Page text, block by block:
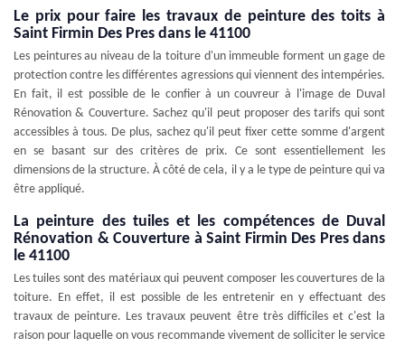
Le prix pour faire les travaux de peinture des toits à
Saint Firmin Des Pres dans le 41100
Les peintures au niveau de la toiture d'un immeuble forment un gage de
protection contre les différentes agressions qui viennent des intempéries.
En fait, il est possible de le confier à un couvreur à l'image de Duval
Rénovation & Couverture. Sachez qu'il peut proposer des tarifs qui sont
accessibles à tous. De plus, sachez qu'il peut fixer cette somme d'argent
en se basant sur des critères de prix. Ce sont essentiellement les
dimensions de la structure. À côté de cela, il y a le type de peinture qui va
être appliqué.
La peinture des tuiles et les compétences de Duval
Rénovation & Couverture à Saint Firmin Des Pres dans
le 41100
Les tuiles sont des matériaux qui peuvent composer les couvertures de la
toiture. En effet, il est possible de les entretenir en y effectuant des
travaux de peinture. Les travaux peuvent être très difficiles et c'est la
raison pour laquelle on vous recommande vivement de solliciter le service